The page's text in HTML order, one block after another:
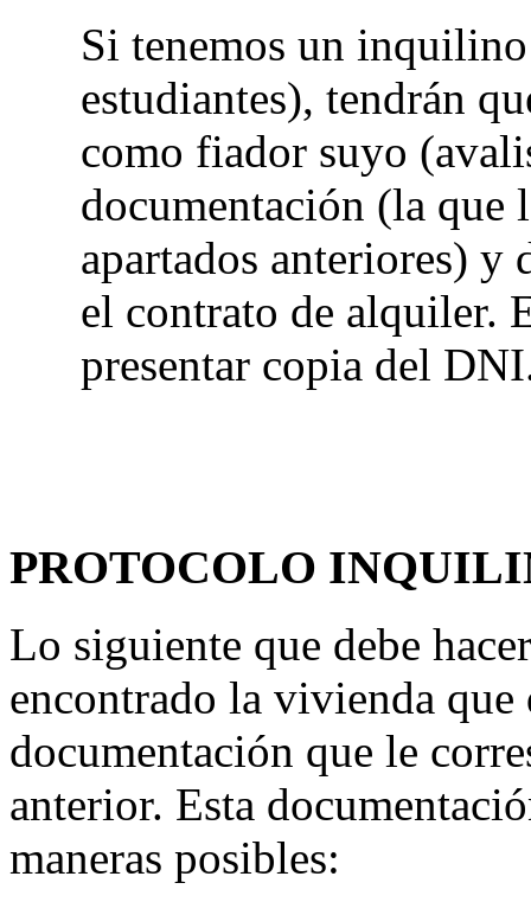
Si tenemos un
estudiantes), tendrán
como fiador suyo
documentación (la que
apartados anteriores)
el contrato de alquiler.
presentar copia del
PROTOCOLO
Lo siguiente que debe
encontrado la vivienda que
documentación que le
anterior. Esta
maneras posibles: